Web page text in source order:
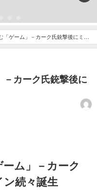
「ゲーム」－カーク氏銃撃後にミー
カーク氏銃撃後に
ム」－カーク
続々誕生